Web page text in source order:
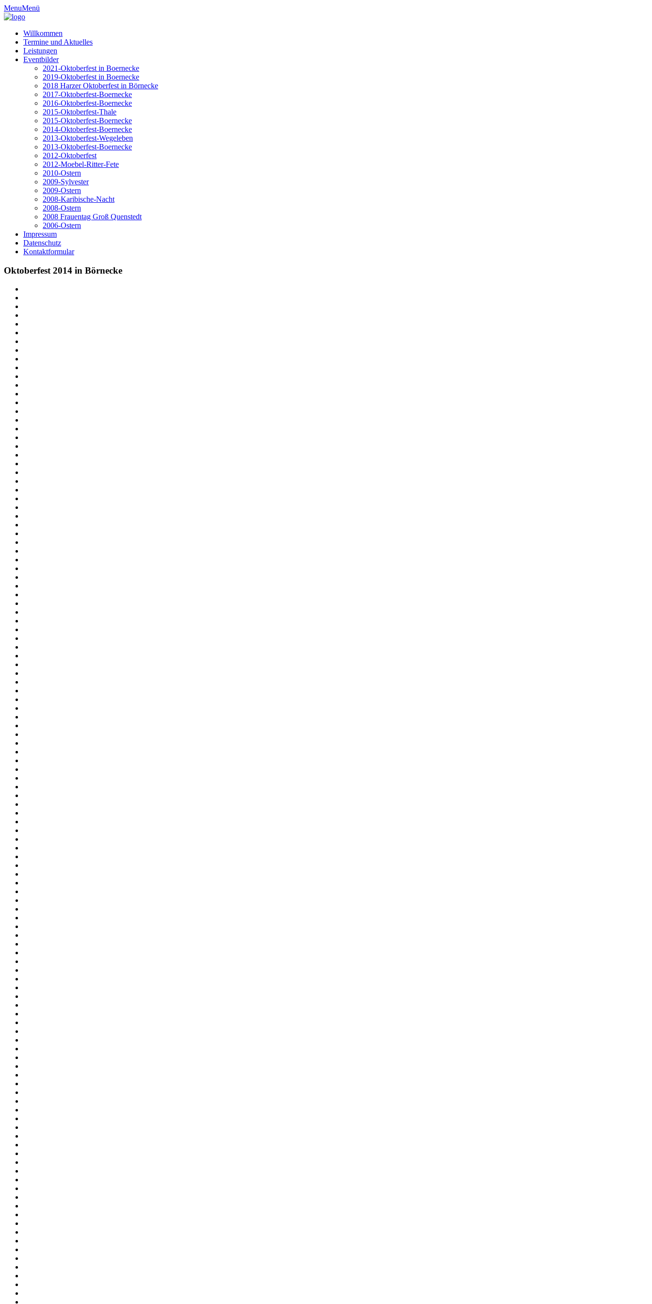
MenuMenü
Willkommen
Termine und Aktuelles
Leistungen
Eventbilder
2021-Oktoberfest in Boernecke
2019-Oktoberfest in Boernecke
2018 Harzer Oktoberfest in Börnecke
2017-Oktoberfest-Boernecke
2016-Oktoberfest-Boernecke
2015-Oktoberfest-Thale
2015-Oktoberfest-Boernecke
2014-Oktoberfest-Boernecke
2013-Oktoberfest-Wegeleben
2013-Oktoberfest-Boernecke
2012-Oktoberfest
2012-Moebel-Ritter-Fete
2010-Ostern
2009-Sylvester
2009-Ostern
2008-Karibische-Nacht
2008-Ostern
2008 Frauentag Groß Quenstedt
2006-Ostern
Impressum
Datenschutz
Kontaktformular
Oktoberfest 2014 in Börnecke